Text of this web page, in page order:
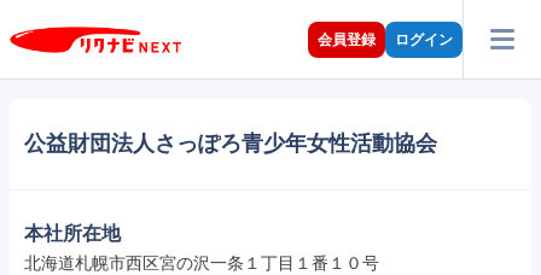
会員登録 ログイン
公益財団法人さっぽろ青少年女性活動協会
本社所在地
北海道札幌市西区宮の沢一条１丁目１番１０号